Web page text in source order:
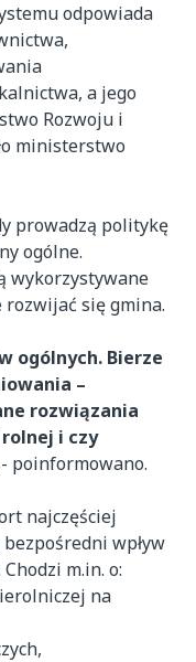
odpowiada
a jego
Rozwoju i
ministerstwo
prowadzą politykę
ogólne.
wykorzystywane
się gmina.
ogólnych. Bierze
–
rozwiązania
i czy
- poinformowano.
najczęściej
wpływ
m.in. o:
na